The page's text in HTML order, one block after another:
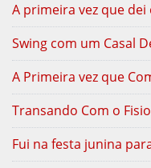
A primeira vez que dei
Swing com um Casal
A Primeira vez que
Transando Com o
Fui na festa junina